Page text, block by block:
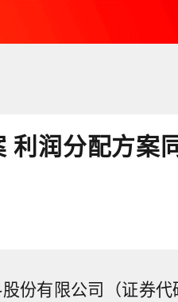
利润分配方案
份有限公司（证券代